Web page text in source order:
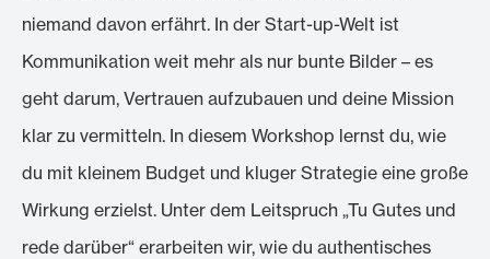
niemand davon erfährt. In der Start-up-Welt ist
Kommunikation weit mehr als nur bunte Bilder – es
geht darum, Vertrauen aufzubauen und deine Mission
klar zu vermitteln. In diesem Workshop lernst du, wie
du mit kleinem Budget und kluger Strategie eine große
Wirkung erzielst. Unter dem Leitspruch „Tu Gutes und
rede darüber“ erarbeiten wir, wie du authentisches